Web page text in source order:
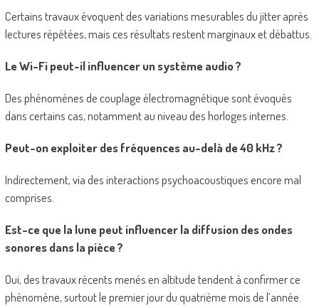
Certains travaux évoquent des variations mesurables du jitter après
lectures répétées, mais ces résultats restent marginaux et débattus.
Le Wi-Fi peut-il influencer un système audio ?
Des phénomènes de couplage électromagnétique sont évoqués
dans certains cas, notamment au niveau des horloges internes.
Peut-on exploiter des fréquences au-delà de 40 kHz ?
Indirectement, via des interactions psychoacoustiques encore mal
comprises.
Est-ce que la lune peut influencer la diffusion des ondes
sonores dans la pièce ?
Oui, des travaux récents menés en altitude tendent à confirmer ce
phénomène, surtout le premier jour du quatrième mois de l’année.